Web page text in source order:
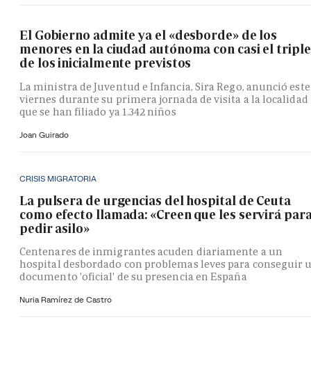
El Gobierno admite ya el «desborde» de los
menores en la ciudad autónoma con casi el triple
de los inicialmente previstos
La ministra de Juventud e Infancia, Sira Rego, anunció este
viernes durante su primera jornada de visita a la localidad
que se han filiado ya 1.342 niños
Joan Guirado
CRISIS MIGRATORIA
La pulsera de urgencias del hospital de Ceuta
como efecto llamada: «Creen que les servirá
pedir asilo»
Centenares de inmigrantes acuden diariamente a un
hospital desbordado con problemas leves para conseguir
documento 'oficial' de su presencia en España
Nuria Ramírez de Castro